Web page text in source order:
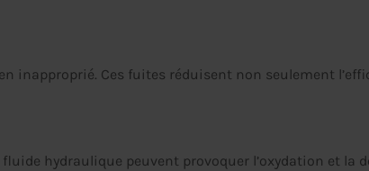
inapproprié. Ces fuites réduisent non seulement
hydraulique peuvent provoquer l’oxydation et la